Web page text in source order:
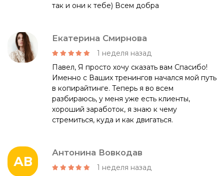
так и они к тебе) Всем добра
Екатерина Смирнова
1 неделя назад
Павел, Я просто хочу сказать вам Спасибо!
Именно с Ваших тренингов начался мой путь
в копирайтинге. Теперь я во всем
разбираюсь, у меня уже есть клиенты,
хороший заработок, я знаю к чему
стремиться, куда и как двигаться.
АВ
Антонина Вовкодав
1 неделя назад